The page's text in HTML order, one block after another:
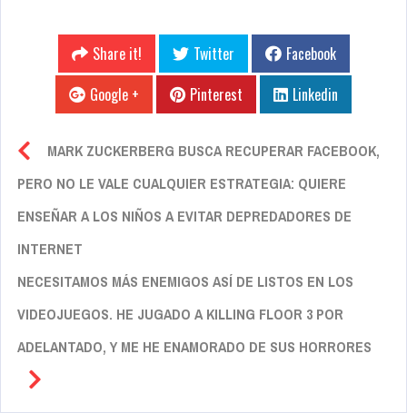
Share it! Twitter
Facebook
Google +
Pinterest Linkedin
MARK ZUCKERBERG BUSCA RECUPERAR FACEBOOK,
PERO NO LE VALE CUALQUIER ESTRATEGIA: QUIERE
ENSEÑAR A LOS NIÑOS A EVITAR DEPREDADORES DE
INTERNET
NECESITAMOS MÁS ENEMIGOS ASÍ DE LISTOS EN LOS
VIDEOJUEGOS. HE JUGADO A KILLING FLOOR 3 POR
ADELANTADO, Y ME HE ENAMORADO DE SUS HORRORES